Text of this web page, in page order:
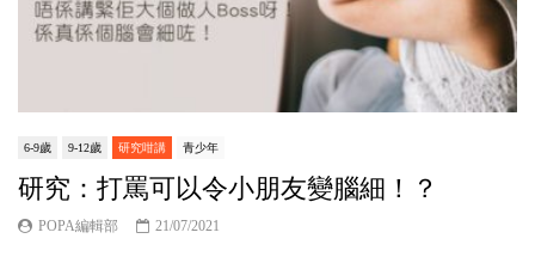
6-9歲 9-12歲 研究咁講 青少年
研究：打罵可以令小朋友變腦細！？
POPA編輯部 21/07/2021